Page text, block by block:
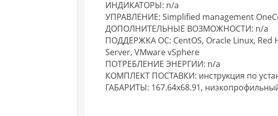
ИНДИКАТОРЫ: n/a
УПРАВЛЕНИЕ: Simplified management
ДОПОЛНИТЕЛЬНЫЕ ВОЗМОЖНОСТИ: n/a
ПОДДЕРЖКА ОС: CentOS, Oracle Linux, Red
Server, VMware vSphere
ПОТРЕБЛЕНИЕ ЭНЕРГИИ: n/a
КОМПЛЕКТ ПОСТАВКИ: инструкция по
ГАБАРИТЫ: 167.64x68.91,